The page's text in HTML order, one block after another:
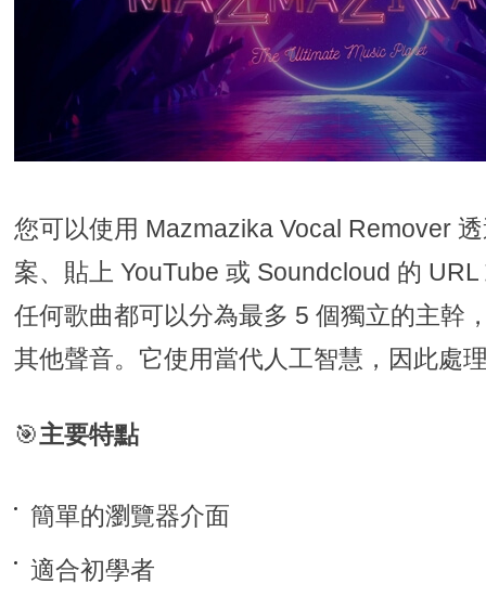
您可以使用 Mazmazika Vocal Remover
案、貼上 YouTube 或 Soundcloud 的
任何歌曲都可以分為最多 5 個獨立的主幹
其他聲音。它使用當代人工智慧，因此處
🎯主要特點
簡單的瀏覽器介面
適合初學者